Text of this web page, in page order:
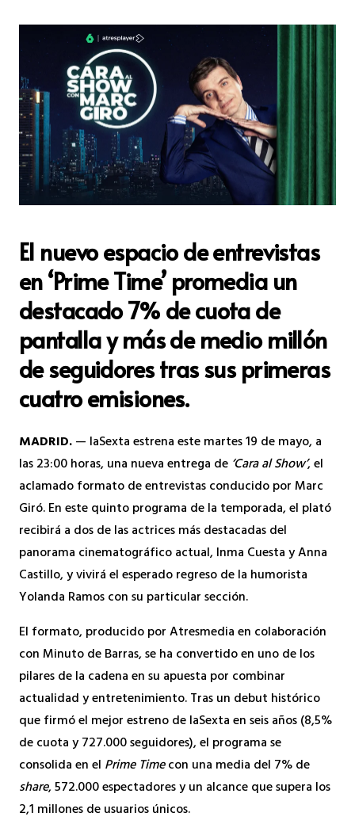
El nuevo espacio de entrevistas
en ‘Prime Time’ promedia un
destacado 7% de cuota de
pantalla y más de medio millón
de seguidores tras sus primeras
cuatro emisiones.
MADRID.— laSexta estrena este martes 19 de mayo, a
las 23:00 horas, una nueva entrega de ‘Cara al Show’, el
aclamado formato de entrevistas conducido por Marc
Giró. En este quinto programa de la temporada, el plató
recibirá a dos de las actrices más destacadas del
panorama cinematográfico actual, Inma Cuesta y Anna
Castillo, y vivirá el esperado regreso de la humorista
Yolanda Ramos con su particular sección.
El formato, producido por Atresmedia en colaboración
con Minuto de Barras, se ha convertido en uno de los
pilares de la cadena en su apuesta por combinar
actualidad y entretenimiento. Tras un debut histórico
que firmó el mejor estreno de laSexta en seis años (8,5%
de cuota y 727.000 seguidores), el programa se
consolida en el Prime Timecon una media del 7% de
share, 572.000 espectadores y un alcance que supera los
2,1 millones de usuarios únicos.